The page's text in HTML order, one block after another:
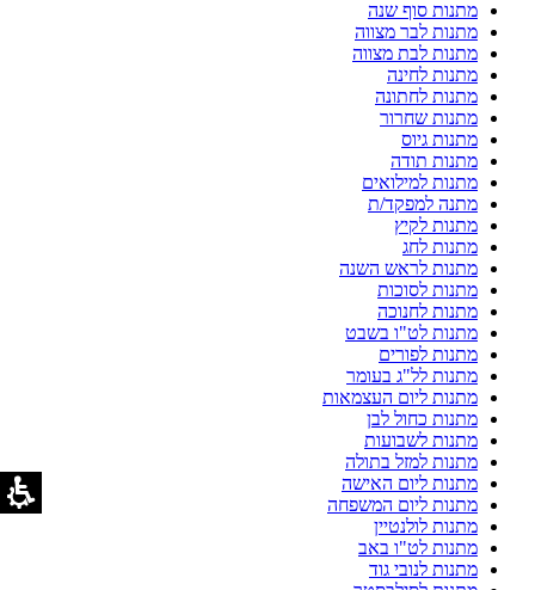
מתנות סוף שנה
מתנות לבר מצווה
מתנות לבת מצווה
מתנות לחינה
מתנות לחתונה
מתנות שחרור
מתנות גיוס
מתנות תודה
מתנות למילואים
מתנה למפקד/ת
מתנות לקיץ
מתנות לחג
מתנות לראש השנה
מתנות לסוכות
מתנות לחנוכה
מתנות לט"ו בשבט
מתנות לפורים
מתנות לל"ג בעומר
מתנות ליום העצמאות
מתנות כחול לבן
מתנות לשבועות
מתנות למזל בתולה
מתנות ליום האישה
מתנות ליום המשפחה
מתנות לולנטיין
מתנות לט"ו באב
מתנות לנובי גוד